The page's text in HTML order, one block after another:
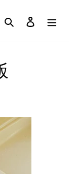
Search Log in